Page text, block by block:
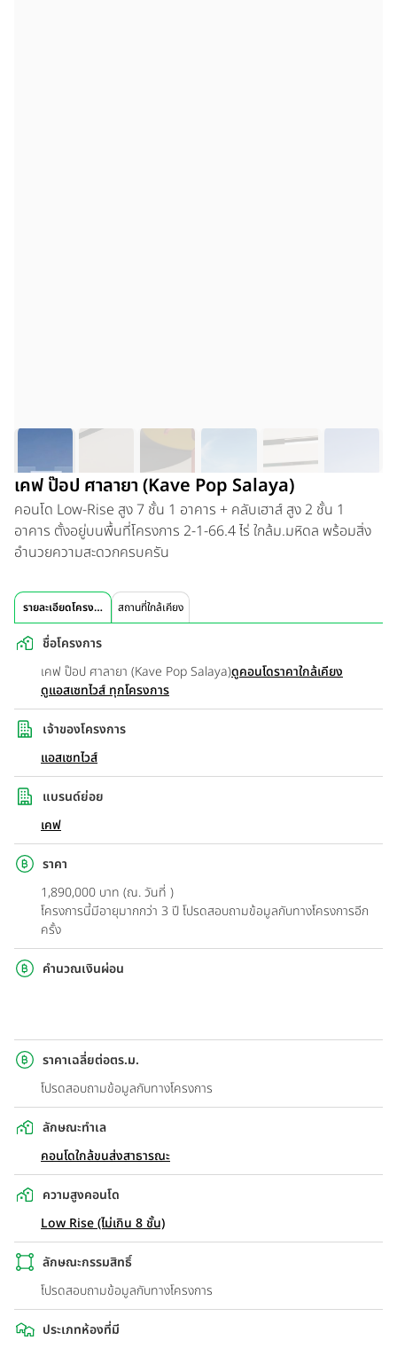
เคฟ ป๊อป ศาลายา (Kave Pop Salaya)
คอนโด Low-Rise สูง 7 ชั้น 1 อาคาร + คลับเฮาส์ สูง 2 ชั้น 1
อาคาร ตั้งอยู่บนพื้นที่โครงการ 2-1-66.4 ไร่ ใกล้ม.มหิดล พร้อมสิ่ง
อำนวยความสะดวกครบครัน
รายละเอียดโครงการ สถานที่ใกล้เคียง
ชื่อโครงการ
เคฟ ป๊อป ศาลายา (Kave Pop Salaya)ดูคอนโดราคาใกล้เคียง
ดูแอสเซทไวส์ ทุกโครงการ
เจ้าของโครงการ
แอสเซทไวส์
แบรนด์ย่อย
เคฟ
ราคา
1,890,000 บาท (ณ. วันที่ )
โครงการนี้มีอายุมากกว่า 3 ปี โปรดสอบถามข้อมูลกับทางโครงการอีก
ครั้ง
คำนวณเงินผ่อน
ราคาเฉลี่ยต่อตร.ม.
โปรดสอบถามข้อมูลกับทางโครงการ
ลักษณะทำเล
คอนโดใกล้ขนส่งสาธารณะ
ความสูงคอนโด
Low Rise (ไม่เกิน 8 ชั้น)
ลักษณะกรรมสิทธิ์
โปรดสอบถามข้อมูลกับทางโครงการ
ประเภทห้องที่มี